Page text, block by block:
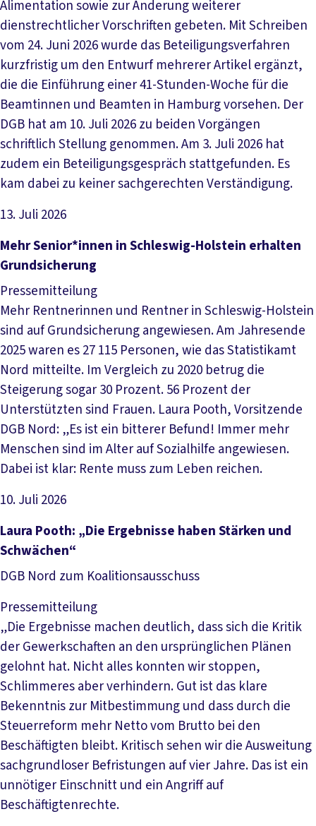
Alimentation sowie zur Änderung weiterer
dienstrechtlicher Vorschriften gebeten. Mit Schreiben
vom 24. Juni 2026 wurde das Beteiligungsverfahren
kurzfristig um den Entwurf mehrerer Artikel ergänzt,
die die Einführung einer 41-Stunden-Woche für die
Beamtinnen und Beamten in Hamburg vorsehen. Der
DGB hat am 10. Juli 2026 zu beiden Vorgängen
schriftlich Stellung genommen. Am 3. Juli 2026 hat
zudem ein Beteiligungsgespräch stattgefunden. Es
kam dabei zu keiner sachgerechten Verständigung.
13. Juli 2026
Artikel lesen
Mehr Senior*innen in Schleswig-Holstein erhalten
Grundsicherung
Pressemitteilung
Mehr Rentnerinnen und Rentner in Schleswig-Holstein
sind auf Grundsicherung angewiesen. Am Jahresende
2025 waren es 27 115 Personen, wie das Statistikamt
Nord mitteilte. Im Vergleich zu 2020 betrug die
Steigerung sogar 30 Prozent. 56 Prozent der
Unterstützten sind Frauen. Laura Pooth, Vorsitzende
DGB Nord: „Es ist ein bitterer Befund! Immer mehr
Menschen sind im Alter auf Sozialhilfe angewiesen.
Dabei ist klar: Rente muss zum Leben reichen.
10. Juli 2026
Artikel lesen
Laura Pooth: „Die Ergebnisse haben Stärken und
Schwächen“
DGB Nord zum Koalitionsausschuss
Pressemitteilung
„Die Ergebnisse machen deutlich, dass sich die Kritik
der Gewerkschaften an den ursprünglichen Plänen
gelohnt hat. Nicht alles konnten wir stoppen,
Schlimmeres aber verhindern. Gut ist das klare
Bekenntnis zur Mitbestimmung und dass durch die
Steuerreform mehr Netto vom Brutto bei den
Beschäftigten bleibt. Kritisch sehen wir die Ausweitung
sachgrundloser Befristungen auf vier Jahre. Das ist ein
unnötiger Einschnitt und ein Angriff auf
Beschäftigtenrechte.